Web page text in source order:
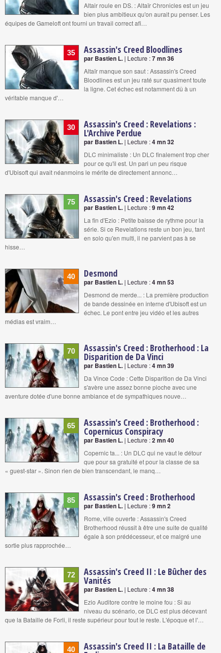
Altair roule en DS. : Altaïr Chronicles est un jeu
bien plus ambitieux qu'on aurait pu penser. Les
équipes de Gameloft ont fourni un travail correct afi…
35 Assassin's Creed Bloodlines
par Bastien L. | Lecture :7 mn 36
Altaïr manque son saut : Assassin's Creed
Bloodlines est un jeu raté sur quasiment toute
la ligne. Cet échec est notamment dû à un
véritable manque d'…
30 Assassin's Creed : Revelations :
L'Archive Perdue
par Bastien L. | Lecture :4 mn 32
DLC minimaliste : Un DLC finalement trop cher
pour ce qu'il est. Un pari un peu risque
d'Ubisoft qui avait néanmoins le mérite de directement annonc…
75 Assassin's Creed : Revelations
par Bastien L. | Lecture :9 mn 42
La fin d'Ezio : Petite baisse de rythme pour la
série. Si ce Revelations reste un bon jeu, tant
en solo qu'en multi, il ne parvient pas à se
hisse…
40 Desmond
par Bastien L. | Lecture :4 mn 53
Desmond de merde... : La première production
de bande dessinée en interne d'Ubisoft est un
échec. Le pont entre jeu vidéo et les autres
médias est vraim…
70 Assassin's Creed : Brotherhood : La
Disparition de Da Vinci
par Bastien L. | Lecture :4 mn 39
Da Vince Code : Cette Disparition de Da Vinci
s'avère une assez bonne pioche avec une
aventure dotée d'une bonne ambiance et de sympathiques nouve…
65 Assassin's Creed : Brotherhood :
Copernicus Conspiracy
par Bastien L. | Lecture :2 mn 40
Copernic ta... : Un DLC qui ne vaut le détour
que pour sa gratuité et pour la classe de sa
« guest-star ». Sinon rien de bien transcendant, le manq…
85 Assassin's Creed : Brotherhood
par Bastien L. | Lecture :9 mn 2
Rome, ville ouverte : Assassin's Creed
Brotherhood réussit à être une suite de qualité
égale à son prédécesseur, et ce malgré une
sortie plus rapprochée…
72 Assassin's Creed II : Le Bûcher des
Vanités
par Bastien L. | Lecture :4 mn 38
Ezio Auditore contre le moine fou : Si au
niveau du scénario, ce DLC est plus décevant
que la Bataille de Forli, il reste supérieur pour tout le reste. L'époque et l'…
40 Assassin's Creed II : La Bataille de